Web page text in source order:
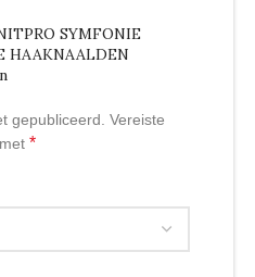
SYMFONIE
HAAKNAALDEN
gepubliceerd. Vereiste
*